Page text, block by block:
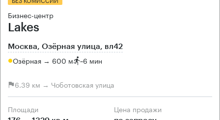
Бизнес-центр
Lakes
Москва, Озёрная улица, вл42
Озёрная → 600 м ~6 мин
6.39 км → Чоботовская улица
Площади Цена продажи